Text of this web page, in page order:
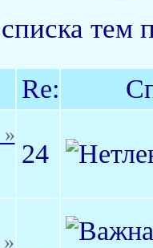
тем
Re:
»
24